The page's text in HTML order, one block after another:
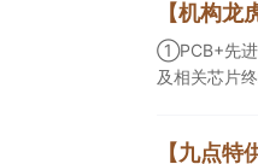
①PCB+先进
及相关芯片
具备承接细